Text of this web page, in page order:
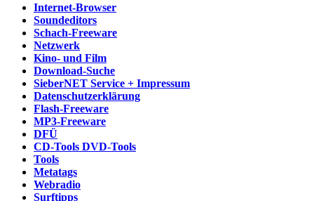
Internet-Browser
Soundeditors
Schach-Freeware
Netzwerk
Kino- und Film
Download-Suche
SieberNET Service + Impressum
Datenschutzerklärung
Flash-Freeware
MP3-Freeware
DFÜ
CD-Tools DVD-Tools
Tools
Metatags
Webradio
Surftipps